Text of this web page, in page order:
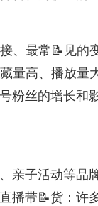
、最常📝见的
量高、播放量
粉丝的增长和
亲子活动等品
播带📝货：许